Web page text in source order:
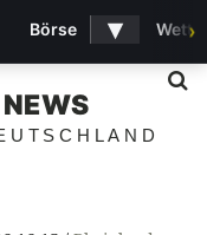
Börse ▾ ›